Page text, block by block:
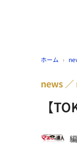
ホーム ›
【
news